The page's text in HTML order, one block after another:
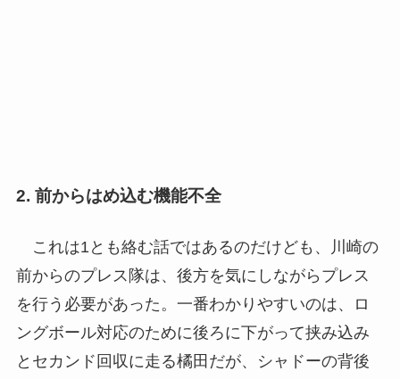
2. 前からはめ込む機能不全
これは1とも絡む話ではあるのだけども、川崎の
前からのプレス隊は、後方を気にしながらプレス
を行う必要があった。一番わかりやすいのは、ロ
ングボール対応のために後ろに下がって挟み込み
とセカンド回収に走る橘田だが、シャドーの背後